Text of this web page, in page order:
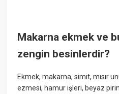
Makarna ekmek ve
zengin besinlerdir?
Ekmek, makarna, simit, mısır
ezmesi, hamur işleri, beyaz